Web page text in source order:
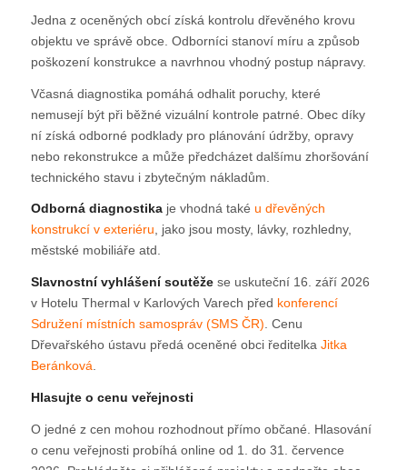
Jedna z oceněných obcí získá kontrolu dřevěného krovu
objektu ve správě obce. Odborníci stanoví míru a způsob
poškození konstrukce a navrhnou vhodný postup nápravy.
Včasná diagnostika pomáhá odhalit poruchy, které
nemusejí být při běžné vizuální kontrole patrné. Obec díky
ní získá odborné podklady pro plánování údržby, opravy
nebo rekonstrukce a může předcházet dalšímu zhoršování
technického stavu i zbytečným nákladům.
Odborná diagnostikaje vhodná také u dřevěných
konstrukcí v exteriéru, jako jsou mosty, lávky, rozhledny,
městské mobiliáře atd.
Slavnostní vyhlášení soutěžese uskuteční 16. září 2026
v Hotelu Thermal v Karlových Varech před konferencí
Sdružení místních samospráv (SMS ČR). Cenu
Dřevařského ústavu předá oceněné obci ředitelka Jitka
Beránková.
Hlasujte o cenu veřejnosti
O jedné z cen mohou rozhodnout přímo občané. Hlasování
o cenu veřejnosti probíhá online od 1. do 31. července